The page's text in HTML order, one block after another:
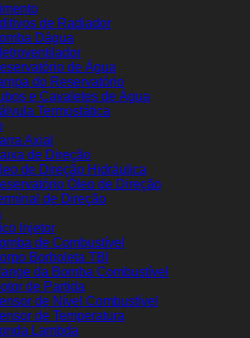
de Radiador
Dágua
de Água
do Reservatório
e Cavaletes de Água
Termostática
Axial
de Direção
de Direção Hidráulica
Óleo de Direção
de Direção
Injetor
de Combustível
Borboleta TBI
da Bomba Combustível
de Partida
de Nível Combustível
de Temperatura
Lambda